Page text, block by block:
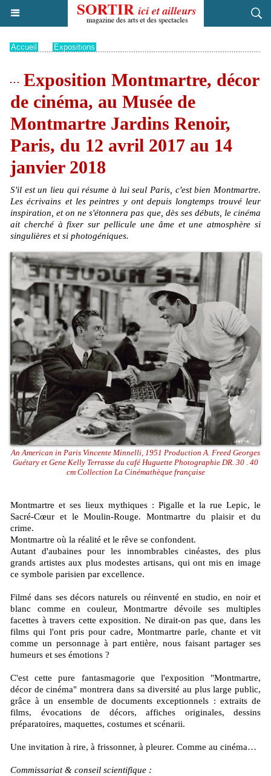
Accueil Expositions
Exposition Montmartre, décor
de cinéma, au Musée de
Montmartre Jardins Renoir,
Paris, du 12 avril 2017 au 14
janvier 2018
S'il est un lieu qui résume à lui seul Paris, c'est bien Montmartre.
Les écrivains et les peintres y ont depuis longtemps trouvé leur
inspiration, et on ne s'étonnera pas que, dès ses débuts, le cinéma
ait cherché à fixer sur pellicule une âme et une atmosphère si
singulières et si photogéniques.
An American in Paris Vincente Minnelli, 1951 Production A. Freed Georges
Guétary et Gene Kelly Terrasse du café Huguette Photographie DR. 30 . 40
cm Collection La Cinémathèque française
Montmartre et ses lieux mythiques : Pigalle et la rue Lepic, le
Sacré-Cœur et le Moulin-Rouge. Montmartre du plaisir et du
crime.
Montmartre où la réalité et le rêve se confondent.
Autant d'aubaines pour les innombrables cinéastes, des plus
grands artistes aux plus modestes artisans, qui ont mis en image
ce symbole parisien par excellence.
Filmé dans ses décors naturels ou réinventé en studio, en noir et
blanc comme en couleur, Montmartre dévoile ses multiples
facettes à travers cette exposition. Ne dirait-on pas que, dans les
films qui l'ont pris pour cadre, Montmartre parle, chante et vit
comme un personnage à part entière, nous faisant partager ses
humeurs et ses émotions ?
C'est cette pure fantasmagorie que l'exposition "Montmartre,
décor de cinéma" montrera dans sa diversité au plus large public,
grâce à un ensemble de documents exceptionnels : extraits de
films, évocations de décors, affiches originales, dessins
préparatoires, maquettes, costumes et scénarii.
Une invitation à rire, à frissonner, à pleurer. Comme au cinéma…
Commissariat & conseil scientifique :